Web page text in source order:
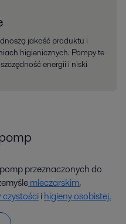
jakość produktu i
higienicznych. Pompy te
energii i niski
przeznaczonych do
mleczarskim,
ihigieny osobistej.